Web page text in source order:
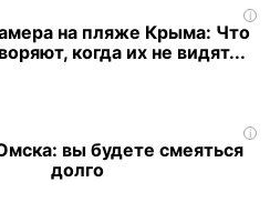
i
на пляже Крыма: Что
когда их не видят...
i
вы будете смеяться
долго